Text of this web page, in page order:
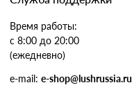
Время работы:
с 8:00 до 20:00
(ежедневно)
e-mail: e-shop@lushrussia.ru